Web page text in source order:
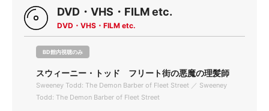
DVD・VHS・FILM etc.
DVD・VHS・FILM etc.
BD館内視聴のみ
スウィーニー・トッド フリート街の悪魔の理髪師
Sweeney Todd: The Demon Barber of Fleet Street ／ Sweeney
Todd: The Demon Barber of Fleet Street